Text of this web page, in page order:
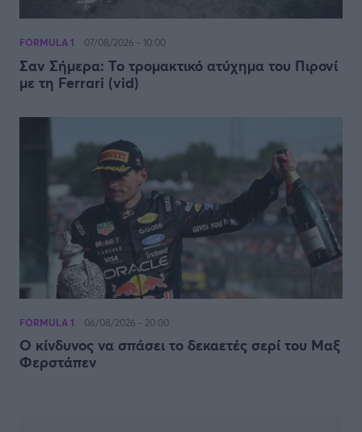
FORMULA 1 07/08/2026 - 10:00
Σαν Σήμερα: Το τρομακτικό ατύχημα του Πιρονί
με τη Ferrari (vid)
FORMULA 1 06/08/2026 - 20:00
Ο κίνδυνος να σπάσει το δεκαετές σερί του Μαξ
Φερστάπεν